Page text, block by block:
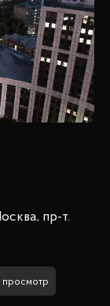
пр-т.
просмотр